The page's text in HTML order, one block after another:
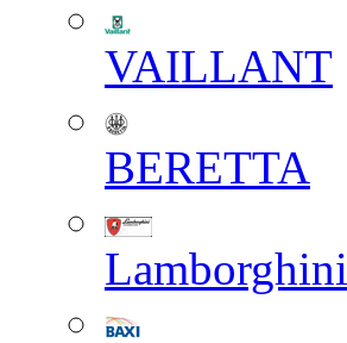
VAILLANT
BERETTA
Lamborghini